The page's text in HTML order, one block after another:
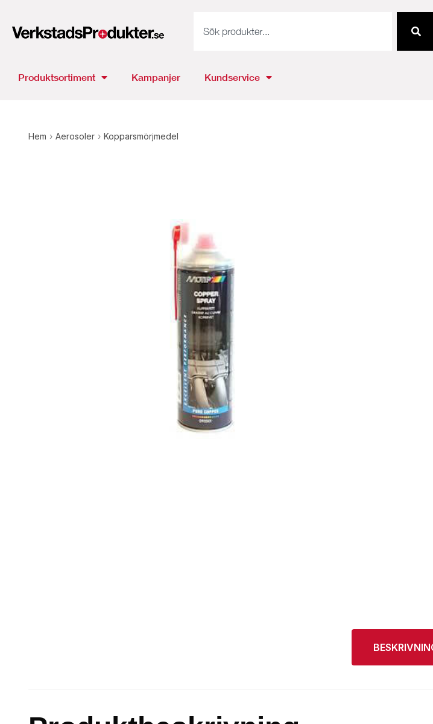
Produktsortiment Kampanjer Kundservice
Hem › Aerosoler › Kopparsmörjmedel